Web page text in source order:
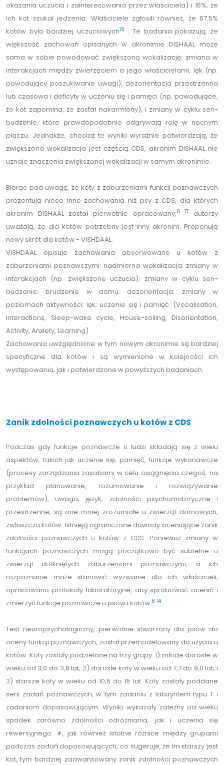
okazania uczucia i zainteresowania przez właściciela) i 16%, że
ich kot szukał jedzenia. Właściciele zgłosili również, że 67,5%
kotów było bardziej uczuciowych19
. Te badania pokazują, że
większość zachowań opisanych w akronimie DISHAAL może
sama w sobie powodować zwiększoną wokalizację; zmiana w
interakcjach między zwierzęciem a jego właścicielami, lęk (np.
powodujący poszukiwanie uwagi), dezorientacja przestrzenna
lub czasowa i deficyty w uczeniu się i pamięci (np. powodujące,
że kot zapomina, że został nakarmiony), i zmiany w cyklu sen-
budzenie, które prawdopodobnie odgrywają rolę w nocnym
płaczu. Jednakże, chociaż te wyniki wyraźnie potwierdzają, że
zwiększona wokalizacja jest częścią CDS, akronim DISHAAL nie
uznaje znaczenia zwiększonej wokalizacji w samym akronimie.
Biorąc pod uwagę, że koty z zaburzeniami funkcji poznawczych
prezentują nieco inne zachowania niż psy z CDS, dla których
akronim DISHAAL został pierwotnie opracowany,8 17
autorzy
uważają, że dla kotów potrzebny jest inny akronim. Proponują
nowy skrót dla kotów - VISHDAAL.
VISHDAAL opisuje zachowania obserwowane u kotów z
zaburzeniami poznawczymi: nadmierna wokalizacja; zmiany w
interakcjach (np. zwiększone uczucia); zmiany w cyklu sen-
budzenie; brudzenie w domu; dezorientacja; zmiany w
poziomach aktywności; lęk; uczenie się i pamięć. (Vocalisation,
Interactions, Sleep-wake cycle, House-soiling, Disorientation,
Activity, Anxiety, Learning)
Zachowania uwzględnione w tym nowym akronimie są bardziej
specyficzne dla kotów i są wymienione w kolejności ich
występowania, jak i potwierdzone w powyższych badaniach.
Zanik zdolności poznawczych u kotów z CDS
Podczas gdy funkcje poznawcze u ludzi składają się z wielu
aspektów, takich jak uczenie się, pamięć, funkcje wykonawcze
(procesy zarządzania zasobami w celu osiągnięcia czegoś, na
przykład planowanie, rozumowanie i rozwiązywanie
problemów), uwaga, język, zdolności psychomotoryczne i
przestrzenne, są one mniej zrozumiałe u zwierząt domowych,
zwłaszcza kotów. Istnieją ograniczone dowody oceniające zanik
zdolności poznawczych u kotów z CDS. Ponieważ zmiany w
funkcjach poznawczych mogą początkowo być subtelne u
zwierząt dotkniętych zaburzeniami poznawczymi, a ich
rozpoznanie może stanowić wyzwanie dla ich właścicieli,
opracowano protokoły laboratoryjne, aby spróbować ocenić i
zmierzyć funkcje poznawcze u psów i kotów.8 14
Test neuropsychologiczny, pierwotnie stworzony dla psów do
oceny funkcji poznawczych, został przemodelowany do użycia u
kotów. Koty zostały podzielone na trzy grupy: 1) młode dorosłe w
wieku od 3,0 do 3,8 lat; 2) dorosłe koty w wieku od 7,7 do 9,0 lat; i
3) starsze koty w wieku od 10,5 do 15 lat. Koty zostały poddane
serii zadań poznawczych, w tym zadaniu z labiryntem typu T i
zadaniom dopasowującym. Wyniki wykazały zależny od wieku
spadek zarówno zdolności odróżniania, jak i uczenia się
rewersyjnego. ∗, jak również istotne różnice między grupami
podczas zadań dopasowujących, co sugeruje, że im starszy jest
kot, tym bardziej zaawansowany zanik zdolności poznawczych